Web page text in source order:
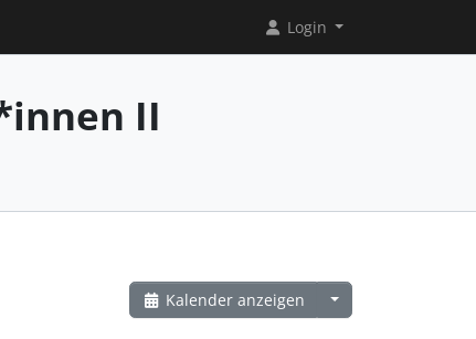
Login
II
Kalender anzeigen